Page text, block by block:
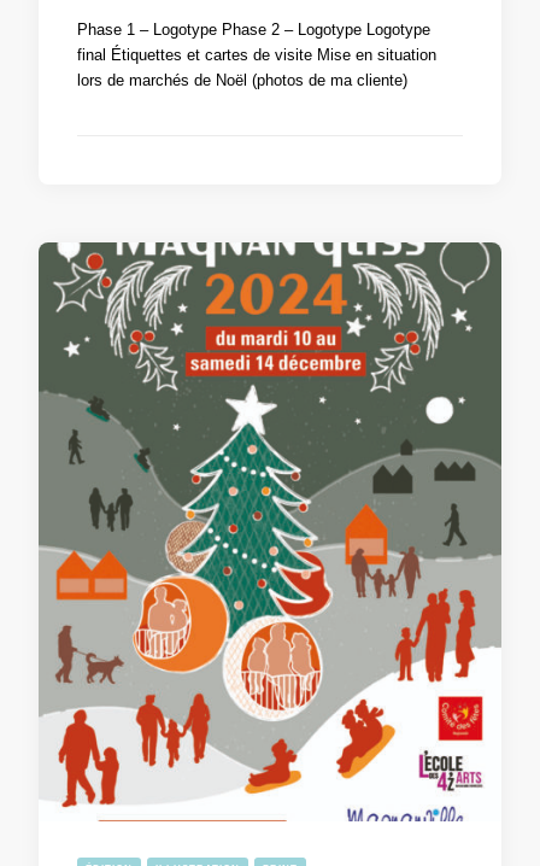
Phase 1 – Logotype Phase 2 – Logotype Logotype
final Étiquettes et cartes de visite Mise en situation
lors de marchés de Noël (photos de ma cliente)